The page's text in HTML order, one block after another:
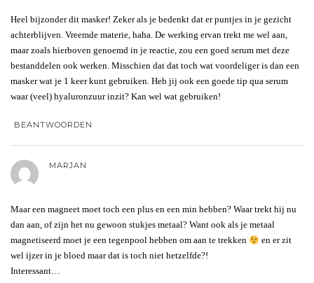
Heel bijzonder dit masker! Zeker als je bedenkt dat er puntjes in je gezicht
achterblijven. Vreemde materie, haha. De werking ervan trekt me wel aan,
maar zoals hierboven genoemd in je reactie, zou een goed serum met deze
bestanddelen ook werken. Misschien dat dat toch wat voordeliger is dan een
masker wat je 1 keer kunt gebruiken. Heb jij ook een goede tip qua serum
waar (veel) hyaluronzuur inzit? Kan wel wat gebruiken!
BEANTWOORDEN
MARJAN
Maar een magneet moet toch een plus en een min hebben? Waar trekt hij nu
dan aan, of zijn het nu gewoon stukjes metaal? Want ook als je metaal
magnetiseerd moet je een tegenpool hebben om aan te trekken
en er zit
wel ijzer in je bloed maar dat is toch niet hetzelfde?!
Interessant…